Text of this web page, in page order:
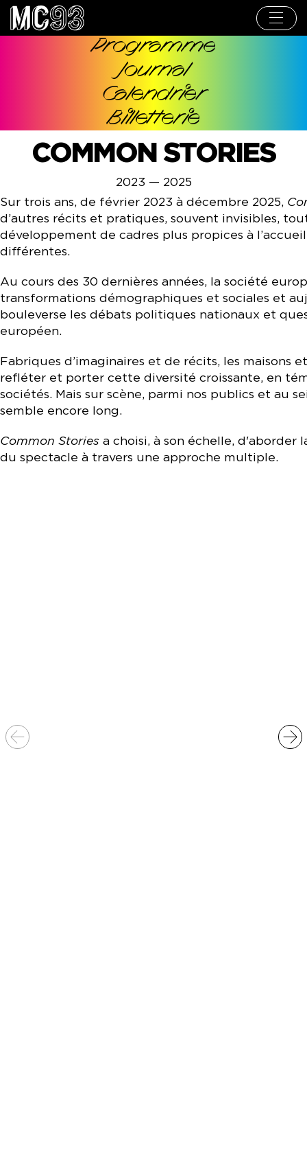
Aller
contenu
Programme
Journal
Calendrier
Billetterie
COMMON STORIES
2023 — 2025
Sur trois ans, de février 2023 à décembre 2025,
d’autres récits et pratiques, souvent invisibles,
développement de cadres plus propices à
différentes.
Au cours des 30 dernières années, la société
transformations démographiques et sociales et
bouleverse les débats politiques nationaux et
européen.
Fabriques d’imaginaires et de récits, les maisons
refléter et porter cette diversité croissante, en
sociétés. Mais sur scène, parmi nos publics et au
semble encore long.
Common Stories a choisi, à son échelle, d'aborder
du spectacle à travers une approche multiple.